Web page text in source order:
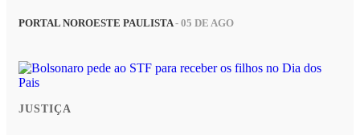
PORTAL NOROESTE PAULISTA- 05 DE AGO
JUSTIÇA